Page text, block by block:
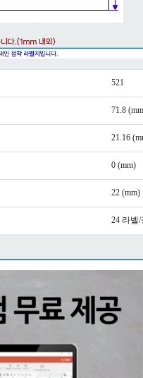
521
71.8
21.16
0 (mm)
22 (mm)
24 라벨